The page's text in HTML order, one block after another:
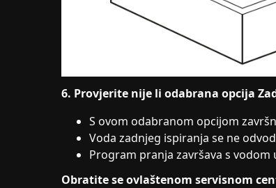
6. Provjerite nije li odabrana opcija
S ovom odabranom opcijom
Voda zadnjeg ispiranja se ne
Program pranja završava s vodom
Obratite se ovlaštenom servisnom